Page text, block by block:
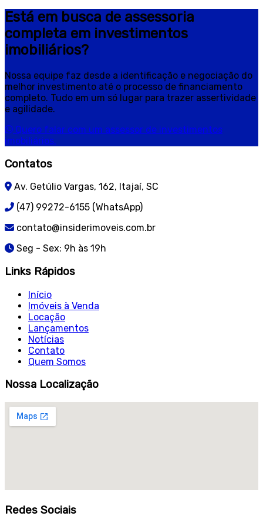
Está em busca de assessoria
completa em investimentos
imobiliários?
Nossa equipe faz desde a identificação e negociação do
melhor investimento até o processo de financiamento
completo. Tudo em um só lugar para trazer assertividade
e agilidade.
Quero falar com um assessor de investimentos
imobiliários.
Contatos
Av. Getúlio Vargas, 162, Itajaí, SC
(47) 99272-6155 (WhatsApp)
contato@insiderimoveis.com.br
Seg - Sex: 9h às 19h
Links Rápidos
Início
Imóveis à Venda
Locação
Lançamentos
Notícias
Contato
Quem Somos
Nossa Localização
Redes Sociais